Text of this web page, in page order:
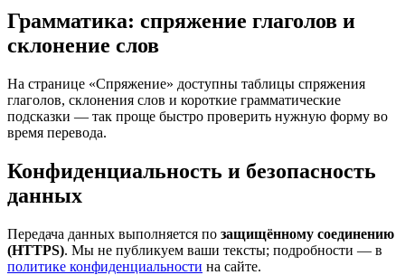
Грамматика: спряжение глаголов и
склонение слов
На странице «Спряжение» доступны таблицы спряжения
глаголов, склонения слов и короткие грамматические
подсказки — так проще быстро проверить нужную форму во
время перевода.
Конфиденциальность и безопасность
данных
Передача данных выполняется по защищённому соединению
(HTTPS). Мы не публикуем ваши тексты; подробности — в
политике конфиденциальности на сайте.